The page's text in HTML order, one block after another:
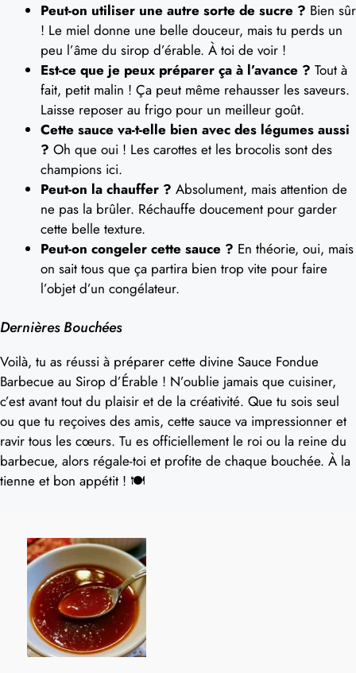
Peut-on utiliser une autre sorte de sucre ? Bien sûr
! Le miel donne une belle douceur, mais tu perds un
peu l’âme du sirop d’érable. À toi de voir !
Est-ce que je peux préparer ça à l’avance ? Tout à
fait, petit malin ! Ça peut même rehausser les saveurs.
Laisse reposer au frigo pour un meilleur goût.
Cette sauce va-t-elle bien avec des légumes aussi
? Oh que oui ! Les carottes et les brocolis sont des
champions ici.
Peut-on la chauffer ? Absolument, mais attention de
ne pas la brûler. Réchauffe doucement pour garder
cette belle texture.
Peut-on congeler cette sauce ? En théorie, oui, mais
on sait tous que ça partira bien trop vite pour faire
l’objet d’un congélateur.
Dernières Bouchées
Voilà, tu as réussi à préparer cette divine Sauce Fondue
Barbecue au Sirop d’Érable ! N’oublie jamais que cuisiner,
c’est avant tout du plaisir et de la créativité. Que tu sois seul
ou que tu reçoives des amis, cette sauce va impressionner et
ravir tous les cœurs. Tu es officiellement le roi ou la reine du
barbecue, alors régale-toi et profite de chaque bouchée. À la
tienne et bon appétit ! 🍽️